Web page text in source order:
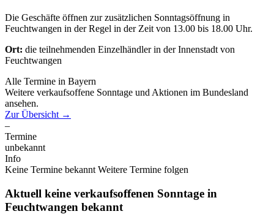
Die Geschäfte öffnen zur zusätzlichen Sonntagsöffnung in
Feuchtwangen in der Regel in der Zeit von 13.00 bis 18.00 Uhr.
Ort: die teilnehmenden Einzelhändler in der Innenstadt von
Feuchtwangen
Alle Termine in Bayern
Weitere verkaufsoffene Sonntage und Aktionen im Bundesland
ansehen.
Zur Übersicht →
–
Termine
unbekannt
Info
Keine Termine bekannt Weitere Termine folgen
Aktuell keine verkaufsoffenen Sonntage in
Feuchtwangen bekannt